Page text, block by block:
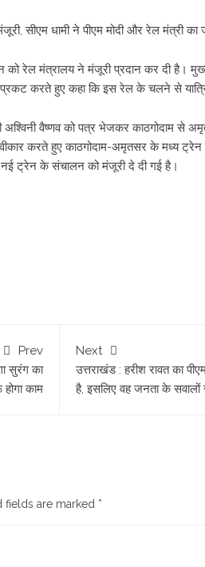
सीएम धामी ने पीएम मोदी और रेल मंत्री का
रेल मंत्रालय ने मंजूरी प्रदान कर दी है।
करते हुए कहा कि इस रेल के चलने से
अश्विनी वैष्णव को पत्र भेजकर काठगोदाम से
करते हुए काठगोदाम-अमृतसर के मध्य
नई ट्रेन के संचालन को मंजूरी दे दी गई है।
Prev
सुरंग का
होगा काम
Next
उत्तराखंड : हरीश रावत का
है, इसलिए वह जनता के सवालों
fields are marked *